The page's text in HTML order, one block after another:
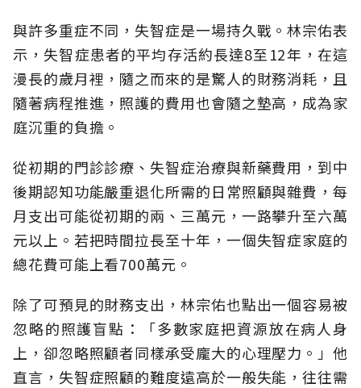
與許多重症不同，失智症是一場持久戰。林宗佑表
示，失智症患者的平均存活約長達8至12年，在這
漫長的歲月裡，隨之而來的是驚人的財務消耗，且
隨著病程推進，照護的費用也會隨之墊高，成為家
庭沉重的負擔。
從初期的門診診療、失智症治療與新藥費用，到中
後期認知功能嚴重退化所需的日常照顧與雜費，每
月支出可能從初期的兩、三萬元，一路攀升至六萬
元以上。若把時間拉長至十年，一個失智症家庭的
總花費可能上看700萬元。
除了可預見的財務支出，林宗佑也點出一個容易被
忽略的照護盲點：「多數家庭把資源放在病人身
上，卻忽略照顧者同樣承受龐大的心理壓力。」他
直言，失智症照顧的難度遠高於一般失能，往往需